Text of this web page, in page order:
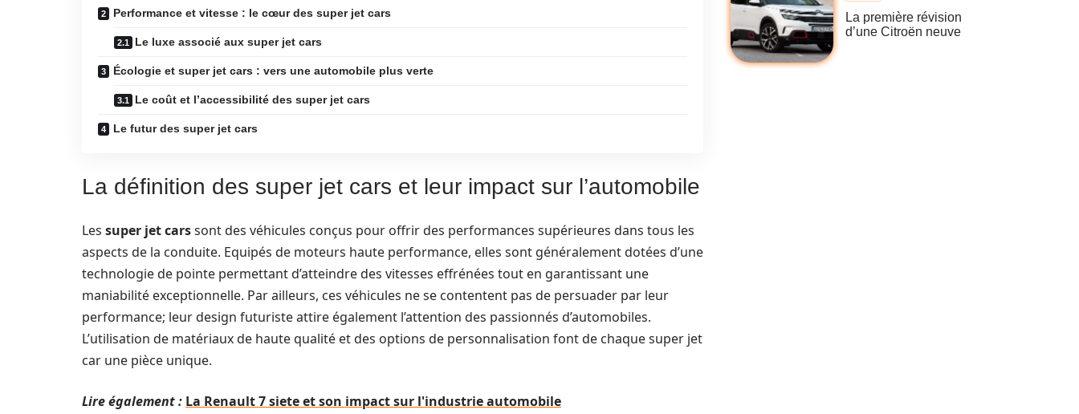
Performance et vitesse : le cœur des super jet cars
Le luxe associé aux super jet cars
Écologie et super jet cars : vers une automobile plus verte
Le coût et l’accessibilité des super jet cars
Le futur des super jet cars
La définition des super jet cars et leur impact sur l’automobile
Les super jet carssont des véhicules conçus pour offrir des performances supérieures dans tous les
aspects de la conduite. Equipés de moteurs haute performance, elles sont généralement dotées d’une
technologie de pointe permettant d’atteindre des vitesses effrénées tout en garantissant une
maniabilité exceptionnelle. Par ailleurs, ces véhicules ne se contentent pas de persuader par leur
performance; leur design futuriste attire également l’attention des passionnés d’automobiles.
L’utilisation de matériaux de haute qualité et des options de personnalisation font de chaque super jet
car une pièce unique.
Lire également : La Renault 7 siete et son impact sur l'industrie automobile
La première révision
d’une Citroën neuve